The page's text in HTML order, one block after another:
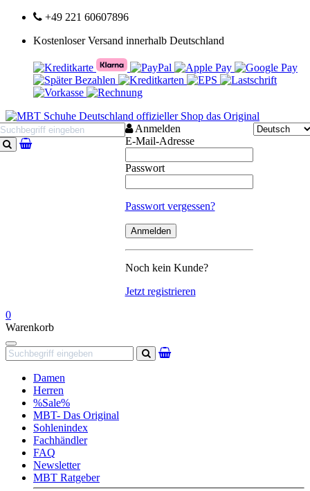
+49 221 60607896
Kostenloser Versand innerhalb Deutschland
Suchen
Anmelden
E-Mail-Adresse
Passwort
Passwort vergessen?
Noch kein Kunde?
Jetzt registrieren
0
Warenkorb
Navigation
Suchen
Damen
Herren
%Sale%
MBT- Das Original
Sohlenindex
Fachhändler
FAQ
Newsletter
MBT Ratgeber